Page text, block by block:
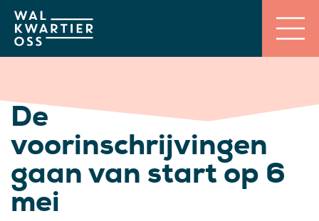
De
voorinschrijvingen
gaan van start op 6
mei